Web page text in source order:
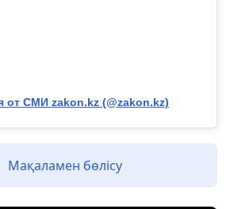
от СМИ zakon.kz (@zakon.kz)
Мақаламен бөлісу